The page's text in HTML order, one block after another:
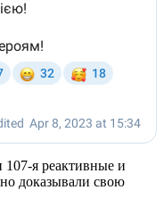
я реактивные и
доказывали свою